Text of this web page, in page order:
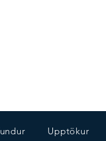
Upptökur